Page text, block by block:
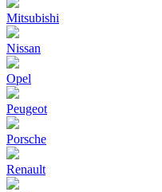
Mitsubishi
Nissan
Opel
Peugeot
Porsche
Renault